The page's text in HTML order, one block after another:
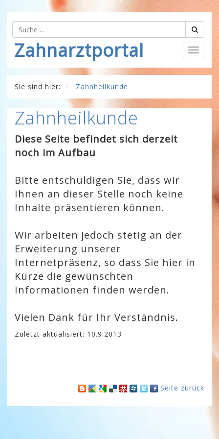
Zahnarztportal
Sie sind hier: Zahnheilkunde
Zahnheilkunde
Diese Seite befindet sich derzeit
noch im Aufbau
Bitte entschuldigen Sie, dass wir
Ihnen an dieser Stelle noch keine
Inhalte präsentieren können.
Wir arbeiten jedoch stetig an der
Erweiterung unserer
Internetpräsenz, so dass Sie hier in
Kürze die gewünschten
Informationen finden werden.
Vielen Dank für Ihr Verständnis.
Zuletzt aktualisiert: 10.9.2013
Seite zurück